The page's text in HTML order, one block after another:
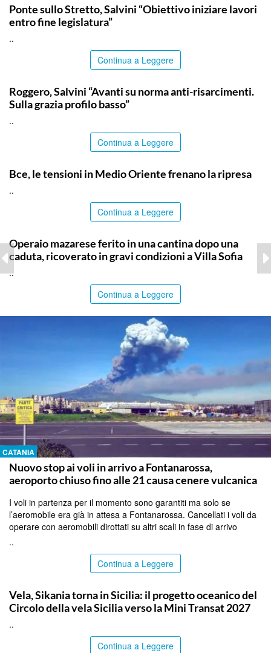
Ponte sullo Stretto, Salvini “Obiettivo iniziare lavori
entro fine legislatura”
..
Continua a Leggere
Roggero, Salvini “Avanti su norma anti-risarcimenti.
Sulla grazia profilo basso”
..
Continua a Leggere
Bce, le tensioni in Medio Oriente frenano la ripresa
..
Continua a Leggere
Operaio mazarese ferito in una cantina dopo una
caduta, ricoverato in gravi condizioni a Villa Sofia
..
Continua a Leggere
CATANIA
Nuovo stop ai voli in arrivo a Fontanarossa,
aeroporto chiuso fino alle 21 causa cenere vulcanica
I voli in partenza per il momento sono garantiti ma solo se
l’aeromobile era già in attesa a Fontanarossa. Cancellati i voli da
operare con aeromobili dirottati su altri scali in fase di arrivo
..
Continua a Leggere
Vela, Sikania torna in Sicilia: il progetto oceanico del
Circolo della vela Sicilia verso la Mini Transat 2027
..
Continua a Leggere